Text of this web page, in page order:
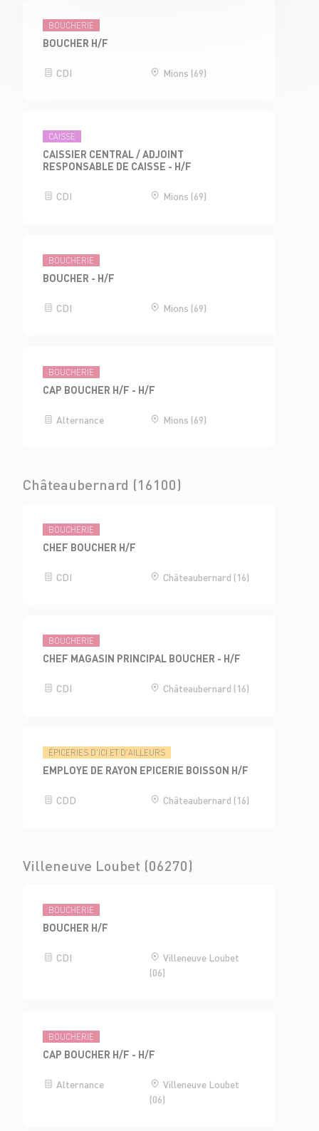
BOUCHERIE
BOUCHER H/F
CDI Mions (69)
CAISSE
CAISSIER CENTRAL / ADJOINT
RESPONSABLE DE CAISSE - H/F
CDI Mions (69)
BOUCHERIE
BOUCHER - H/F
CDI Mions (69)
BOUCHERIE
CAP BOUCHER H/F - H/F
Alternance Mions (69)
Châteaubernard (16100)
BOUCHERIE
CHEF BOUCHER H/F
CDI Châteaubernard (16)
BOUCHERIE
CHEF MAGASIN PRINCIPAL BOUCHER - H/F
CDI Châteaubernard (16)
ÉPICERIES D'ICI ET D'AILLEURS
EMPLOYE DE RAYON EPICERIE BOISSON H/F
CDD Châteaubernard (16)
Villeneuve Loubet (06270)
BOUCHERIE
BOUCHER H/F
CDI
Villeneuve Loubet
(06)
BOUCHERIE
CAP BOUCHER H/F - H/F
Alternance
Villeneuve Loubet
(06)